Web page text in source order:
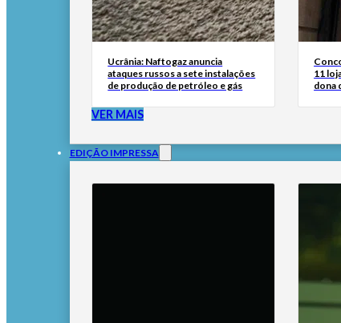
Ucrânia: Naftogaz anuncia
ataques russos a sete instalações
de produção de petróleo e gás
11
dona
VER MAIS
EDIÇÃO IMPRESSA